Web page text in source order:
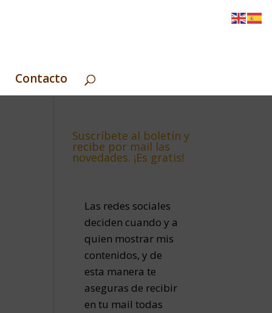
Contacto
Suscríbete al boletín y
recibe por mail las
novedades. ¡Es gratis!
Las redes sociales
deciden cuando y a
quien mostrar mis
contenidos, y de
esta manera te
aseguras de recibir
en tu mail todas